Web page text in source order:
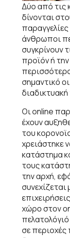
Δύο από τις
δίνονται
άνθρωποι
συγκρίνουν
προϊόν ή
σημαντικό
Οι online
έχουν
του
χρειάστηκε
κατάστημα
τους
την αρχή,
χώρο στον
σε περιοχές